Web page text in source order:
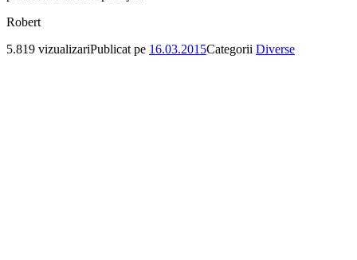
Robert
5.819 vizualizariPublicat pe 16.03.2015Categorii Diverse